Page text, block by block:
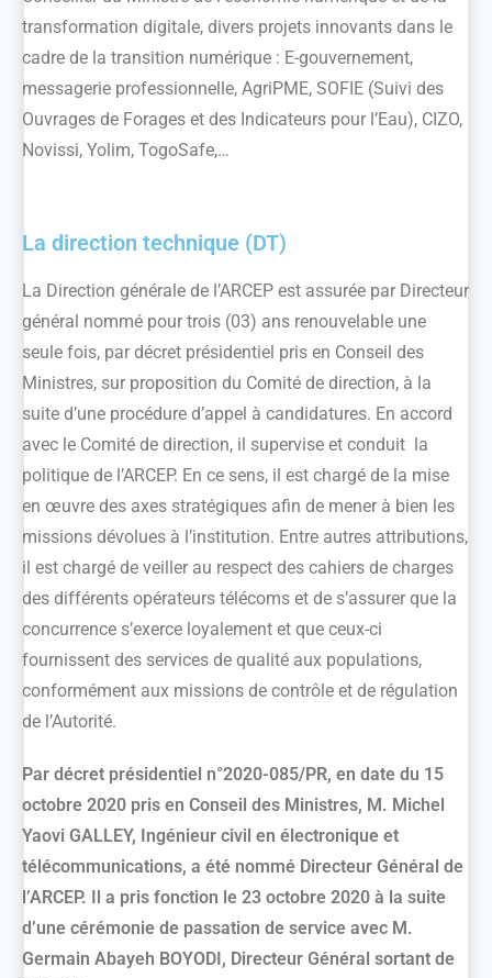
transformation digitale, divers projets innovants dans le
cadre de la transition numérique : E-gouvernement,
messagerie professionnelle, AgriPME, SOFIE (Suivi des
Ouvrages de Forages et des Indicateurs pour l’Eau), CIZO,
Novissi, Yolim, TogoSafe,…
La direction technique (DT)
La Direction générale de l’ARCEP est assurée par Directeur
général nommé pour trois (03) ans renouvelable une
seule fois, par décret présidentiel pris en Conseil des
Ministres, sur proposition du Comité de direction, à la
suite d’une procédure d’appel à candidatures. En accord
avec le Comité de direction, il supervise et conduit la
politique de l’ARCEP. En ce sens, il est chargé de la mise
en œuvre des axes stratégiques afin de mener à bien les
missions dévolues à l’institution. Entre autres attributions,
il est chargé de veiller au respect des cahiers de charges
des différents opérateurs télécoms et de s’assurer que la
concurrence s’exerce loyalement et que ceux-ci
fournissent des services de qualité aux populations,
conformément aux missions de contrôle et de régulation
de l’Autorité.
Par décret présidentiel n°2020-085/PR, en date du 15
octobre 2020 pris en Conseil des Ministres, M. Michel
Yaovi GALLEY, Ingénieur civil en électronique et
télécommunications, a été nommé Directeur Général de
l’ARCEP. Il a pris fonction le 23 octobre 2020 à la suite
d’une cérémonie de passation de service avec M.
Germain Abayeh BOYODI, Directeur Général sortant de